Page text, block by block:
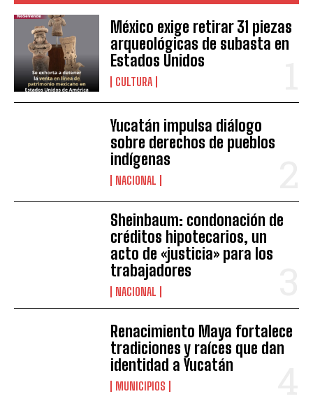
México exige retirar 31 piezas
arqueológicas de subasta en
Estados Unidos
CULTURA
Yucatán impulsa diálogo
sobre derechos de pueblos
indígenas
NACIONAL
Sheinbaum: condonación de
créditos hipotecarios, un
acto de «justicia» para los
trabajadores
NACIONAL
Renacimiento Maya fortalece
tradiciones y raíces que dan
identidad a Yucatán
MUNICIPIOS